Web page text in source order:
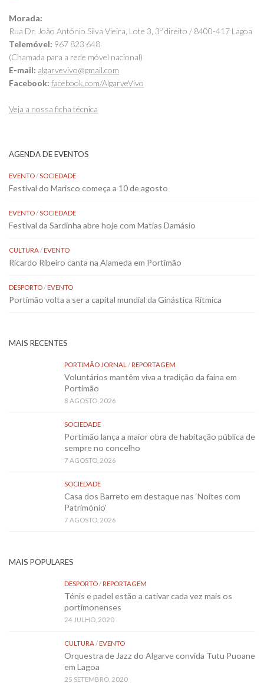
Morada:
Rua Dr. João António Silva Vieira, Lote 3, 3º direito / 8400-417 Lagoa
Telemóvel: 967 823 648
(Chamada para a rede móvel nacional)
E-mail: algarvevivo@gmail.com
Facebook: facebook.com/AlgarveVivo
Veja a nossa ficha técnica
AGENDA DE EVENTOS
EVENTO/SOCIEDADE
Festival do Marisco começa a 10 de agosto
EVENTO/SOCIEDADE
Festival da Sardinha abre hoje com Matias Damásio
CULTURA/EVENTO
Ricardo Ribeiro canta na Alameda em Portimão
DESPORTO/EVENTO
Portimão volta a ser a capital mundial da Ginástica Rítmica
MAIS RECENTES
PORTIMÃO JORNAL /REPORTAGEM
Voluntários mantêm viva a tradição da faina em
Portimão
8 AGOSTO, 2026
SOCIEDADE
Portimão lança a maior obra de habitação pública de
sempre no concelho
7 AGOSTO, 2026
SOCIEDADE
Casa dos Barreto em destaque nas ‘Noites com
Património’
7 AGOSTO, 2026
MAIS POPULARES
DESPORTO/REPORTAGEM
Ténis e padel estão a cativar cada vez mais os
portimonenses
24 JULHO, 2020
CULTURA/EVENTO
Orquestra de Jazz do Algarve convida Tutu Puoane
em Lagoa
25 SETEMBRO, 2020